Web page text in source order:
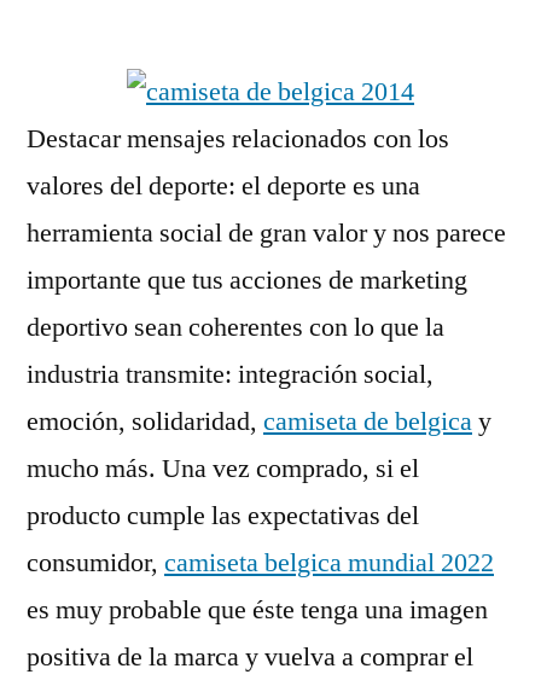
Destacar mensajes relacionados con los
valores del deporte: el deporte es una
herramienta social de gran valor y nos parece
importante que tus acciones de marketing
deportivo sean coherentes con lo que la
industria transmite: integración social,
emoción, solidaridad, camiseta de belgicay
mucho más. Una vez comprado, si el
producto cumple las expectativas del
consumidor, camiseta belgica mundial 2022
es muy probable que éste tenga una imagen
positiva de la marca y vuelva a comprar el